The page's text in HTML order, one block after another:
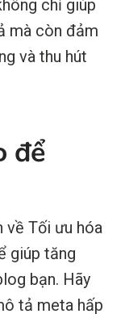
chỉ giúp
mà còn đảm
và thu hút
để
về Tối ưu hóa
giúp tăng
bạn. Hãy
tả meta hấp